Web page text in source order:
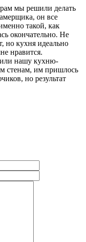
мы решили делать
он все
такой, как
окончательно. Не
но кухня идеально
нравится.
нашу кухню-
стенам, им пришлось
но результат